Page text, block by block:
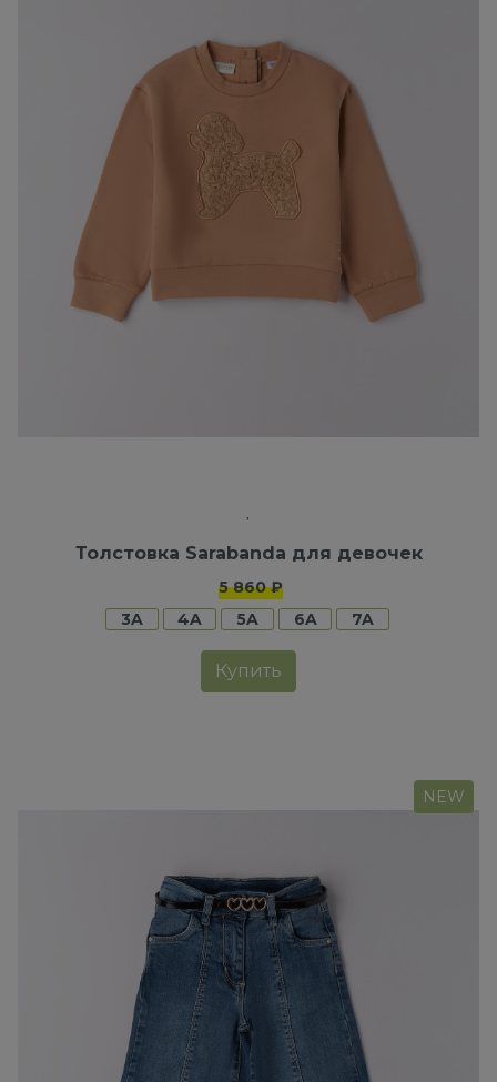
Толстовка Sarabanda для девочек
5 860 ₽
3A
4A 5A 6A 7A
Купить
NEW